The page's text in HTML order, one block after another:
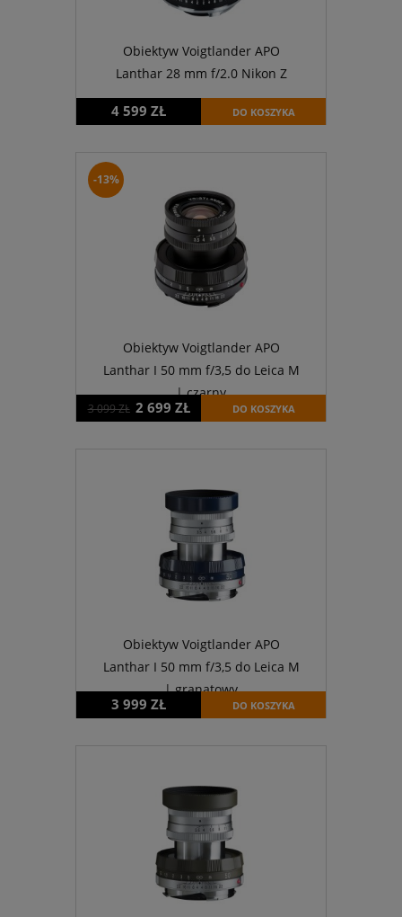
Obiektyw Voigtlander APO
Lanthar 28 mm f/2.0 Nikon Z
4 599 ZŁ DO KOSZYKA
Obiektyw Voigtlander APO
Lanthar I 50 mm f/3,5 do Leica M
| czarny
3 099 ZŁ 2 699 ZŁ DO KOSZYKA
-13%
Obiektyw Voigtlander APO
Lanthar I 50 mm f/3,5 do Leica M
| granatowy
3 999 ZŁ DO KOSZYKA